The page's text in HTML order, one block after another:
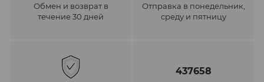
Обмен и возврат в
течение 30 дней
Отправка в понедельник,
среду и пятницу
437658